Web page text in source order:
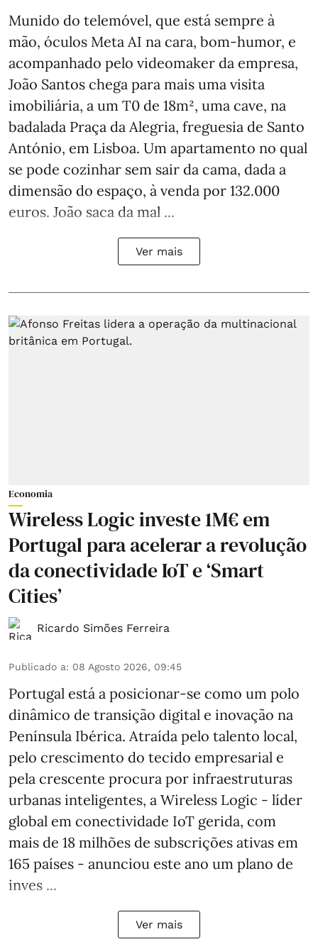
Munido do telemóvel, que está sempre à
mão, óculos Meta AI na cara, bom-humor, e
acompanhado pelo videomaker da empresa,
João Santos chega para mais uma visita
imobiliária, a um T0 de 18m², uma cave, na
badalada Praça da Alegria, freguesia de Santo
António, em Lisboa. Um apartamento no qual
se pode cozinhar sem sair da cama, dada a
dimensão do espaço, à venda por 132.000
euros. João saca da mal ...
Ver mais
Economia
Wireless Logic investe 1M€ em
Portugal para acelerar a revolução
da conectividade IoT e ‘Smart
Cities’
Ricardo Simões Ferreira
Publicado a: 08 Agosto 2026, 09:45
Portugal está a posicionar-se como um polo
dinâmico de transição digital e inovação na
Península Ibérica. Atraída pelo talento local,
pelo crescimento do tecido empresarial e
pela crescente procura por infraestruturas
urbanas inteligentes, a Wireless Logic - líder
global em conectividade IoT gerida, com
mais de 18 milhões de subscrições ativas em
165 países - anunciou este ano um plano de
inves ...
Ver mais